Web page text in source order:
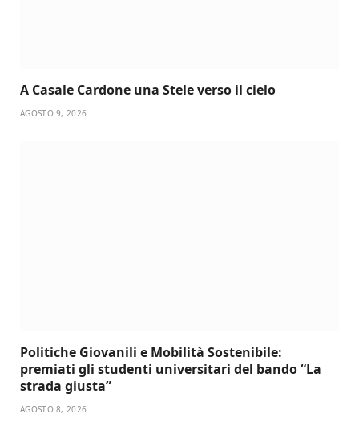
A Casale Cardone una Stele verso il cielo
AGOSTO 9, 2026
Politiche Giovanili e Mobilità Sostenibile:
premiati gli studenti universitari del bando “La
strada giusta”
AGOSTO 8, 2026